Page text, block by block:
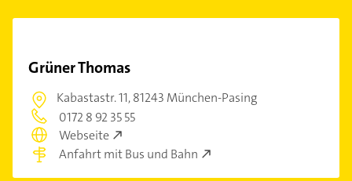
Grüner Thomas
Kabastastr. 11,81243 München-Pasing
0172 8 92 35 55
Webseite
Anfahrt mit Bus und Bahn